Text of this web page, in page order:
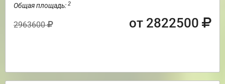
Общая площадь: 2
2963600 от 2822500